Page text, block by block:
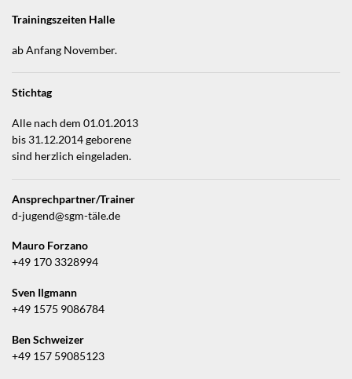
Trainingszeiten Halle
ab Anfang November.
Stichtag
Alle nach dem 01.01.2013
bis 31.12.2014 geborene
sind herzlich eingeladen.
Ansprechpartner/Trainer
d-jugend@sgm-täle.de
Mauro Forzano
+49 170 3328994
Sven Ilgmann
+49 1575 9086784
Ben Schweizer
+49 157 59085123